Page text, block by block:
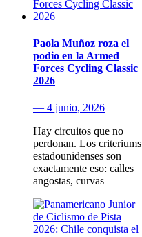
Paola Muñoz roza el
podio en la Armed
Forces Cycling Classic
2026
— 4 junio, 2026
Hay circuitos que no
perdonan. Los criteriums
estadounidenses son
exactamente eso: calles
angostas, curvas